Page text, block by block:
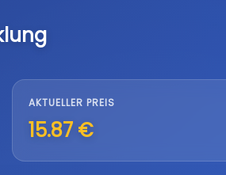
AKTUELLER PREIS
15.87 €